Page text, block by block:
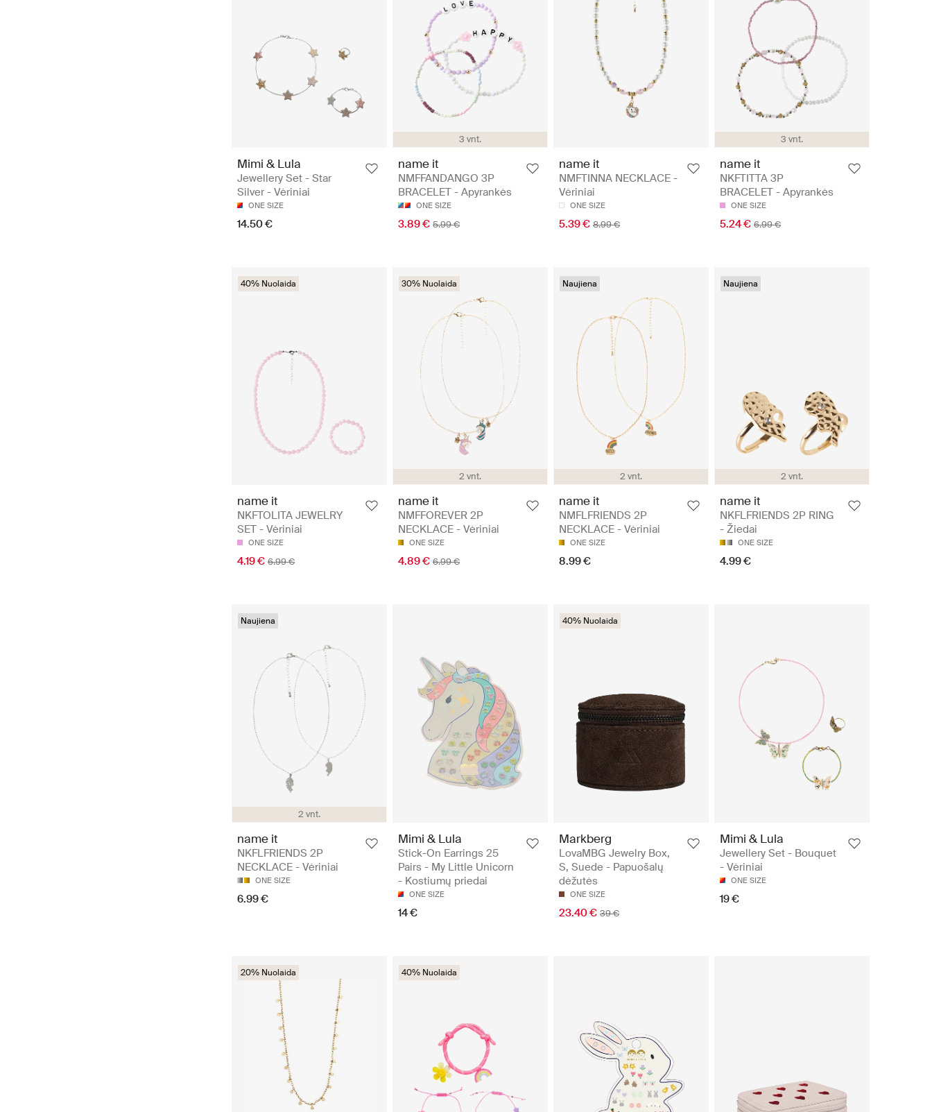
Mimi & Lula
Jewellery Set - Star
Silver - Vėriniai
ONE SIZE
14.50 €
3 vnt.
name it
NMFFANDANGO 3P
BRACELET - Apyrankės
ONE SIZE
3.89 € 5.99 €
name it
NMFTINNA NECKLACE -
Vėriniai
ONE SIZE
5.39 € 8.99 €
3 vnt.
name it
NKFTITTA 3P
BRACELET - Apyrankės
ONE SIZE
5.24 € 6.99 €
40% Nuolaida
name it
NKFTOLITA JEWELRY
SET - Vėriniai
ONE SIZE
4.19 € 6.99 €
2 vnt.
30% Nuolaida
name it
NMFFOREVER 2P
NECKLACE - Vėriniai
ONE SIZE
4.89 € 6.99 €
2 vnt.
Naujiena
name it
NMFLFRIENDS 2P
NECKLACE - Vėriniai
ONE SIZE
8.99 €
2 vnt.
Naujiena
name it
NKFLFRIENDS 2P RING
- Žiedai
ONE SIZE
4.99 €
2 vnt.
Naujiena
name it
NKFLFRIENDS 2P
NECKLACE - Vėriniai
ONE SIZE
6.99 €
Mimi & Lula
Stick-On Earrings 25
Pairs - My Little Unicorn
- Kostiumų priedai
ONE SIZE
14 €
40% Nuolaida
Markberg
LovaMBG Jewelry Box,
S, Suede - Papuošalų
dėžutės
ONE SIZE
23.40 € 39 €
Mimi & Lula
Jewellery Set - Bouquet
- Vėriniai
ONE SIZE
19 €
20% Nuolaida 40% Nuolaida